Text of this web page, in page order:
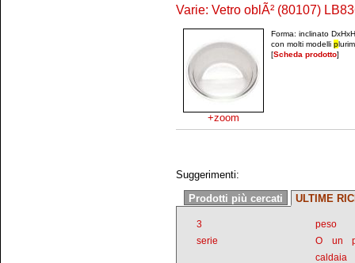
Varie: Vetro oblÃ² (80107)
+zoom
Forma: inclinato
con molti modelli p
[Scheda prodotto]
Suggerimenti:
Prodotti più cercati
ULTIME
3
peso
serie
O un
caldaia